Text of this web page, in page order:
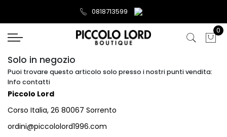
0818713599
0
Solo in negozio
Puoi trovare questo articolo solo presso i nostri punti vendita:
Info contatti
Piccolo Lord
Corso Italia, 26 80067 Sorrento
ordini@piccololord1996.com